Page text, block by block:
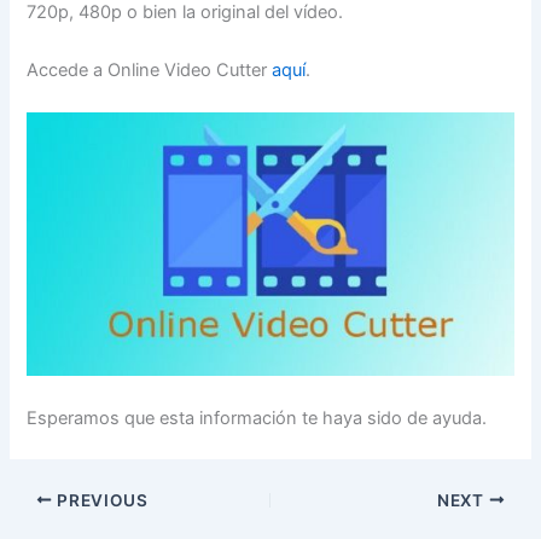
720p, 480p o bien la original del vídeo.
Accede a Online Video Cutteraquí.
Esperamos que esta información te haya sido de ayuda.
PREVIOUS NEXT